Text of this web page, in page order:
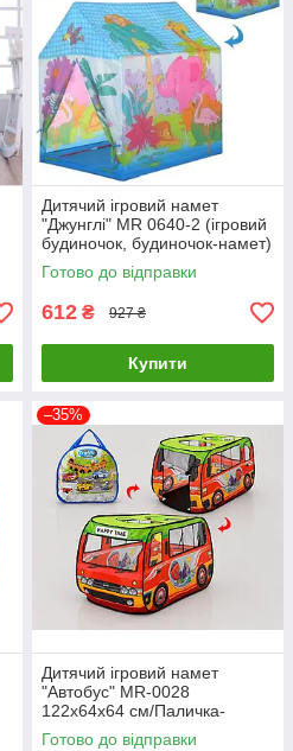
Дитячий ігровий намет
"Джунглі" MR 0640-2 (ігровий
будиночок, будиночок-намет)
Готово до відправки
612 ₴ 927 ₴
Купити
–35%
Дитячий ігровий намет
"Автобус" MR-0028
122х64х64 см/Паличка-
автобус
Готово до відправки